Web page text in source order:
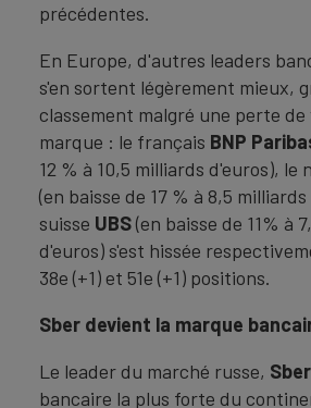
précédentes.
En Europe, d'autres leaders
s'en sortent légèrement mieux,
classement malgré une perte de
marque : le français BNP
12 % à 10,5 milliards d'euros), le
(en baisse de 17 % à 8,5
suisse UBS(en baisse de 11% à
d'euros) s'est hissée
38e (+1) et 51e (+1) positions.
Sber devient la marque
Le leader du marché russe, Sber
bancaire la plus forte du